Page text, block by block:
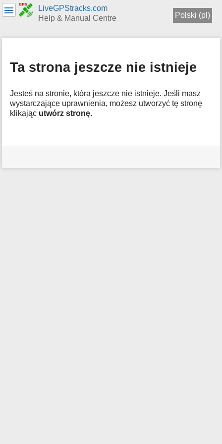
LiveGPStracks.com
Help & Manual Centre
Polski (pl)
Ta strona jeszcze nie istnieje
Jesteś na stronie, która jeszcze nie istnieje. Jeśli masz
wystarczające uprawnienia, możesz utworzyć tę stronę
klikając utwórz stronę.